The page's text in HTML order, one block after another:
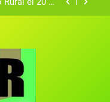
el 20 de
de Mira
(Cuenca)
Rural de
Rural 2025